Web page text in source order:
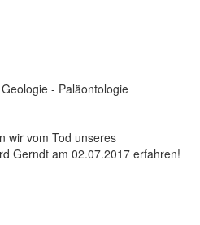
- Paläontologie
wir vom Tod unseres
Gerndt am 02.07.2017 erfahren!